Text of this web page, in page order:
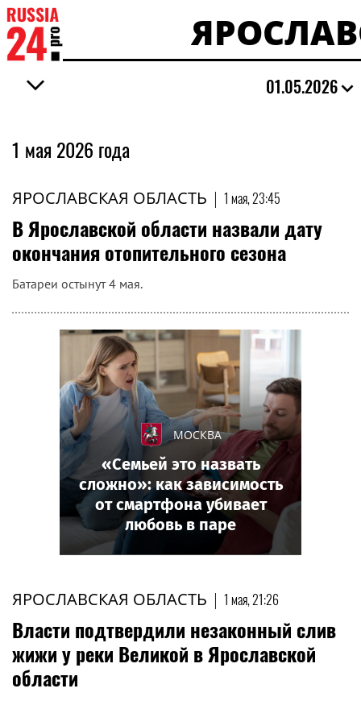
01.05.2026
1 мая 2026 года
ЯРОСЛАВСКАЯ ОБЛАСТЬ | 1 мая, 23:45
В Ярославской области назвали дату
окончания отопительного сезона
Батареи остынут 4 мая.
ЯРОСЛАВСКАЯ ОБЛАСТЬ | 1 мая, 21:26
Власти подтвердили незаконный слив
жижи у реки Великой в Ярославской
области
МОСКВА
«Семьей это назвать
сложно»: как зависимость
от смартфона убивает
любовь в паре